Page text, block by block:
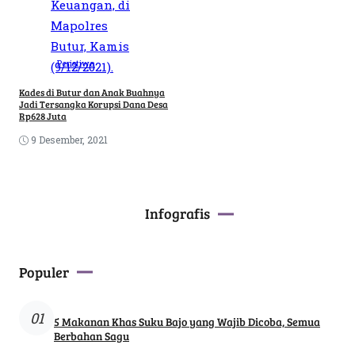
Peristiwa
Kades di Butur dan Anak Buahnya
Jadi Tersangka Korupsi Dana Desa
Rp628 Juta
9 Desember, 2021
Infografis
Populer
01
5 Makanan Khas Suku Bajo yang Wajib Dicoba, Semua
Berbahan Sagu